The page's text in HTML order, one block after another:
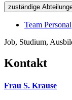
zuständige
Team Personal
Job, Studium,
Kontakt
Frau S. Krause